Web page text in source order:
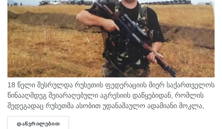
18 წელი შესრულდა რუსეთის ფედერაციის მიერ საქართველოს
წინააღმდეგ შეიარაღებული აგრესიის დაწყებიდან, რომლის
შედეგადაც რუსეთმა ასობით უდანაშაულო ადამიანი მოკლა,
დაიპყრო აფხაზეთი და ცხინვალის რეგიონი. ამ სტატიაში
აგვისტოს გმირი გოგიტა მაკრახიძის შესახებ...
ᲓᲐᲬᲕᲠᲘᲚᲔᲑᲘᲗ